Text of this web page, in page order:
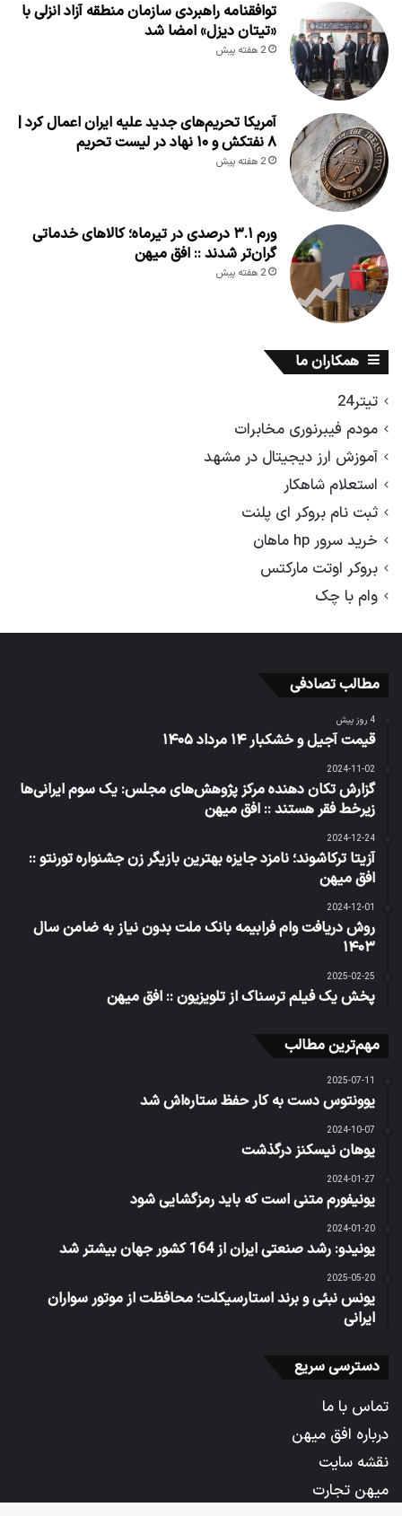
توافقنامه راهبردی سازمان منطقه آزاد انزلی با
«تیتان دیزل» امضا شد
2 هفته پیش
آمریکا تحریم‌های جدید علیه ایران اعمال کرد |
۸ نفتکش و ۱۰ نهاد در لیست تحریم
2 هفته پیش
ورم ۳.۱ درصدی در تیرماه؛ کالاهای خدماتی
گران‌تر شدند :: افق میهن
2 هفته پیش
همکاران ما
تیتر24
مودم فیبرنوری مخابرات
آموزش ارز دیجیتال در مشهد
استعلام شاهکار
ثبت نام بروکر ای پلنت
خرید سرور hp ماهان
بروکر اوتت مارکتس
وام با چک
مطالب تصادفی
4 روز پیش
قیمت آجیل و خشکبار ۱۴ مرداد ۱۴۰۵
2024-11-02
گزارش تکان دهنده مرکز پژوهش‌های مجلس: یک سوم ایرانی‌ها
زیرخط فقر هستند :: افق میهن
2024-12-24
آزیتا ترکاشوند؛ نامزد جایزه بهترین بازیگر زن جشنواره تورنتو ::
افق میهن
2024-12-01
روش دریافت وام فرابیمه بانک ملت بدون نیاز به ضامن سال
۱۴۰۳
2025-02-25
پخش یک فیلم ترسناک از تلویزیون :: افق میهن
مهم‌ترین مطالب
2025-07-11
یوونتوس دست به کار حفظ ستاره‌اش شد
2024-10-07
یوهان نیسکنز درگذشت
2024-01-27
یونیفورم متنی است که باید رمزگشایی شود
2024-01-20
یونیدو: رشد صنعتی ایران از 164 کشور جهان بیشتر شد
2025-05-20
یونس نبئی و برند استارسیکلت؛ محافظت از موتور سواران
ایرانی
دسترسی سریع
تماس با ما
درباره افق میهن
نقشه سایت
میهن تجارت